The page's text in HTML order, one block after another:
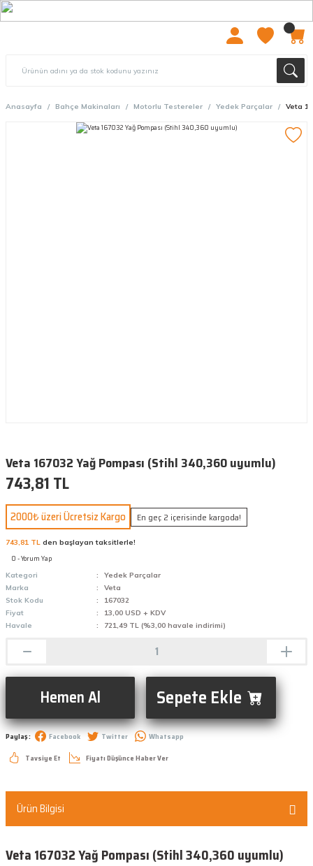
Anasayfa Bahçe Makinaları Motorlu Testereler Yedek Parçalar Veta
Veta 167032 Yağ Pompası (Stihl 340,360 uyumlu)
743,81 TL
2000₺ üzeri Ücretsiz Kargo En geç 2 içerisinde kargoda!
743,81 TL den başlayan taksitlerle!
0 - Yorum Yap
Kategori
Yedek Parçalar
Marka
Veta
Stok Kodu
167032
Fiyat
13,00 USD + KDV
Havale
721,49 TL (%3,00 havale indirimi)
Hemen Al Sepete Ekle
Paylaş : Facebook Twitter
Whatsapp
Tavsiye Et
Fiyatı Düşünce Haber Ver
Ürün Bilgisi
Veta 167032 Yağ Pompası (Stihl 340,360 uyumlu)